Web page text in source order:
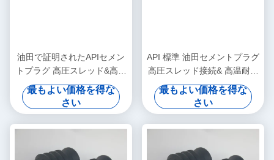
油田で証明されたAPIセメン
トプラグ 高圧スレッド&高温
耐性セメント処理
最もよい価格を得な
さい
API 標準 油田セメントプラグ
高圧スレッド接続& 高温耐性
性能 信頼性の高い井戸セメ
ントプロジェクト
最もよい価格を得な
さい